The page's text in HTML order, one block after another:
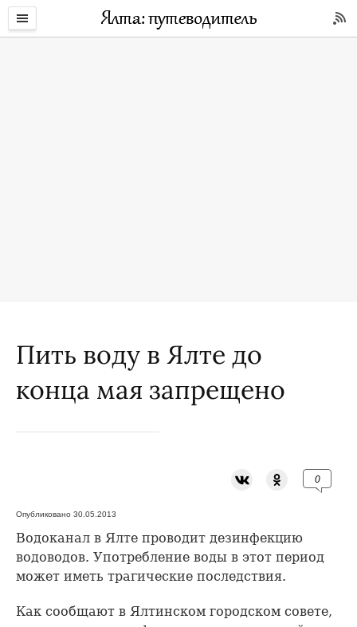
Пить воду в Ялте до
конца мая запрещено
0
Опубликовано 30.05.2013
Водоканал в Ялте проводит дезинфекцию
водоводов. Употребление воды в этот период
может иметь трагические последствия.
Как сообщают в Ялтинском городском совете,